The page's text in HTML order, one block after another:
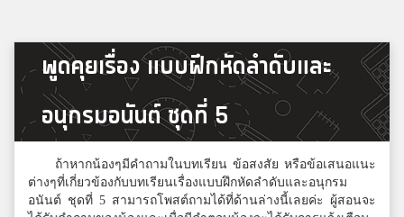
พูดคุยเรื่อง แบบฝึกหัดลำดับและ
อนุกรมอนันต์ ชุดที่ 5
ถ้าหากน้องๆมีคำถามในบทเรียน ข้อสงสัย หรือข้อเสนอแนะ
ต่างๆที่เกี่ยวข้องกับบทเรียนเรื่องแบบฝึกหัดลำดับและอนุกรม
อนันต์ ชุดที่ 5 สามารถโพสต์ถามได้ที่ด้านล่างนี้เลยค่ะ ผู้สอนจะ